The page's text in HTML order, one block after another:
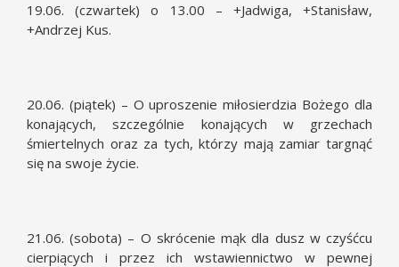
19.06. (czwartek) o 13.00 – +Jadwiga, +Stanisław,
+Andrzej Kus.
20.06. (piątek) – O uproszenie miłosierdzia Bożego dla
konających, szczególnie konających w grzechach
śmiertelnych oraz za tych, którzy mają zamiar targnąć
się na swoje życie.
21.06. (sobota) – O skrócenie mąk dla dusz w czyśćcu
cierpiących i przez ich wstawiennictwo w pewnej